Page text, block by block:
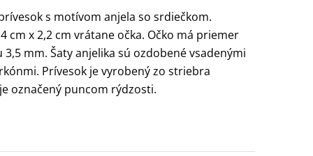
s motívom anjela so srdiečkom.
cm x 2,2 cm vrátane očka. Očko má priemer
mm. Šaty anjelika sú ozdobené vsadenými
Prívesok je vyrobený zo striebra
označený puncom rýdzosti.